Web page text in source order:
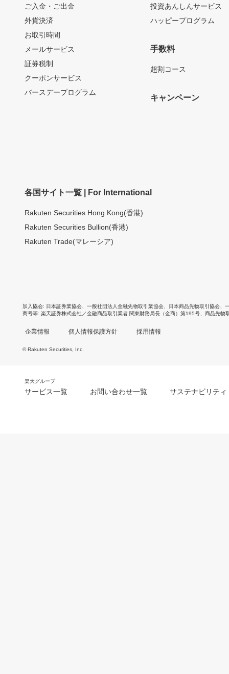
ご入金・ご出金
外貨決済
お取引時間
メールサービス
証券税制
クーポンサービス
バースデープログラム
投資あんしんサービス
ハッピープログラム
手数料
超割コース
キャンペーン
各国サイト一覧 | For International
Rakuten Securities Hong Kong(香港)
Rakuten Securities Bullion(香港)
Rakuten Trade(マレーシア)
加入協会 日本証券業協会 一般社団法人金融先物取引業協会 日本商品先物取引協会
商号等 楽天証券株式会社／金融商品取引業者 関東財務局長（金商）第195号、商品先物
企業情報 個人情報保護方針 採用情報
© Rakuten Securities, Inc.
楽天グループ
サービス一覧 お問い合わせ一覧 サステナビリティ